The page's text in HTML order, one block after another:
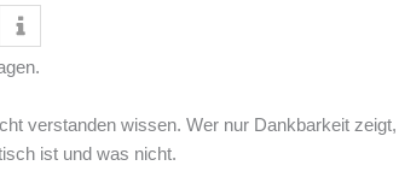
verstanden wissen. Wer nur Dankbarkeit
ist und was nicht.